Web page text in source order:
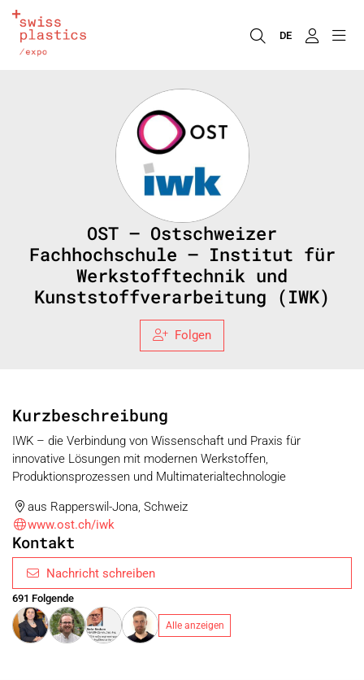
DE
OST – Ostschweizer
Fachhochschule – Institut für
Werkstofftechnik und
Kunststoffverarbeitung (IWK)
Folgen
Kurzbeschreibung
IWK – die Verbindung von Wissenschaft und Praxis für
innovative Lösungen mit modernen Werkstoffen,
Produktionsprozessen und Multimaterialtechnologie
aus Rapperswil-Jona, Schweiz
www.ost.ch/iwk
Kontakt
Nachricht schreiben
691 Folgende
Alle anzeigen